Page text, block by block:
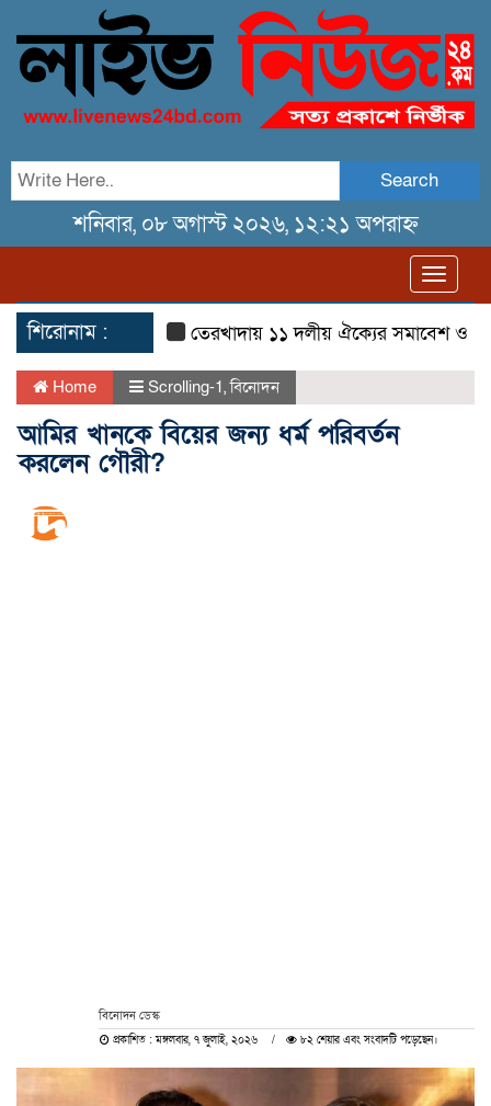
Search
শনিবার, ০৮ অগাস্ট ২০২৬, ১২:২১ অপরাহ্ন
শিরোনাম : তেরখাদায় ১১ দলীয় ঐক্যের সমাবেশ ও গণ
Home Scrolling-1,বিনোদন
আমির খানকে বিয়ের জন্য ধর্ম পরিবর্তন
করলেন গৌরী?
বিনোদন ডেস্ক
প্রকাশিত : মঙ্গলবার, ৭ জুলাই, ২০২৬ ৮২ শেয়ার এবং সংবাদটি পড়েছেন।